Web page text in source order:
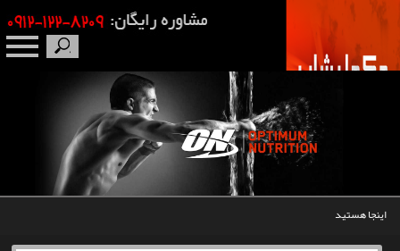
اینجا هستید